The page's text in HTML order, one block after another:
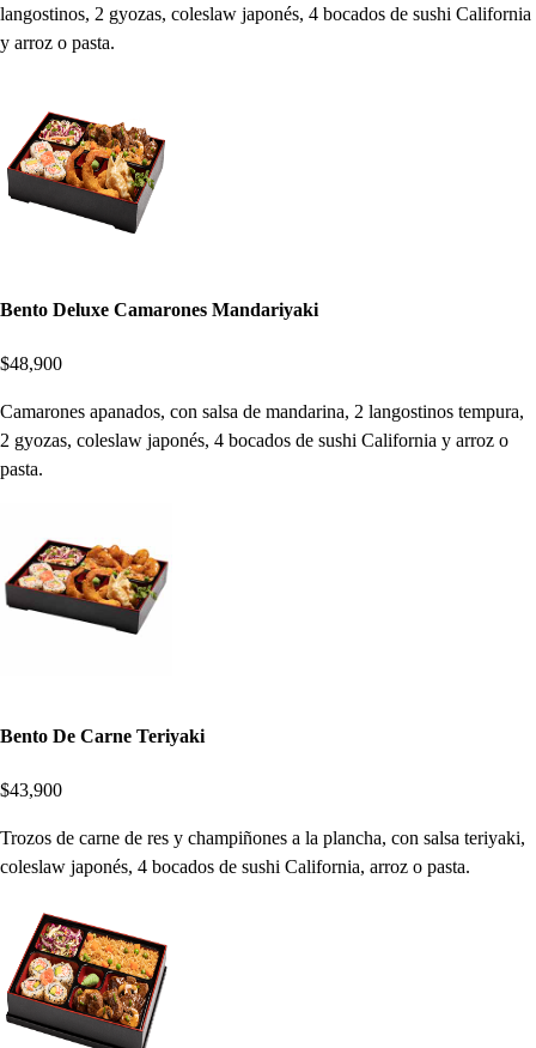
langostinos, 2 gyozas, coleslaw japonés, 4 bocados de sushi California
y arroz o pasta.
Bento Deluxe Camarones Mandariyaki
$48,900
Camarones apanados, con salsa de mandarina, 2 langostinos tempura,
2 gyozas, coleslaw japonés, 4 bocados de sushi California y arroz o
pasta.
Bento De Carne Teriyaki
$43,900
Trozos de carne de res y champiñones a la plancha, con salsa teriyaki,
coleslaw japonés, 4 bocados de sushi California, arroz o pasta.